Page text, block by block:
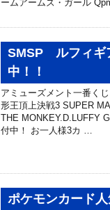
ームアームズ・ガール
SMSP ルフィ
中！！
アミューズメント一番く
形王頂上決戦3 SUPER
THE MONKEY.D.LUFFY
付中！ お一人様3カ …
ポケモンカード